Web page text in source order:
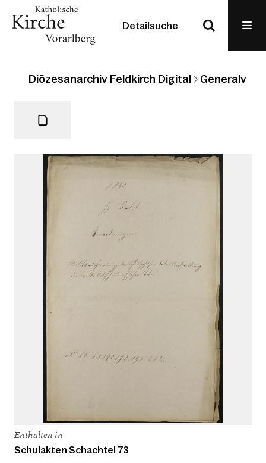
Detailsuche
Diözesanarchiv Feldkirch Digital
Enthalten in
Schulakten Schachtel 73